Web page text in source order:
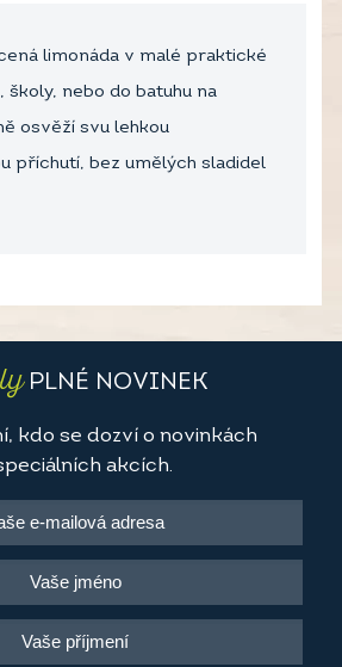
limonáda v malé praktické
školy, nebo do batuhu na
osvěží svu lehkou
příchutí, bez umělých sladidel
PLNÉ NOVINEK
kdo se dozví o novinkách
akcích.